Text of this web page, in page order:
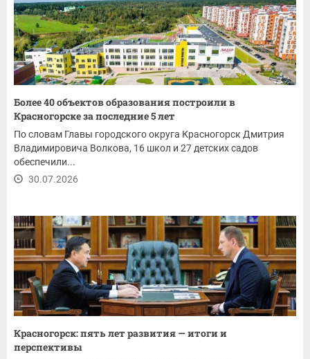
Более 40 объектов образования построили в
Красногорске за последние 5 лет
По словам Главы городского округа Красногорск Дмитрия
Владимировича Волкова, 16 школ и 27 детских садов
обеспечили...
30.07.2026
Красногорск: пять лет развития — итоги и
перспективы